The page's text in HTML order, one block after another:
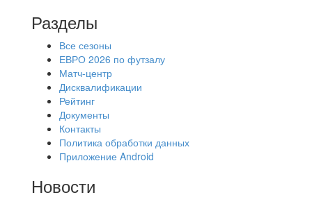
Разделы
Все сезоны
ЕВРО 2026 по футзалу
Матч-центр
Дисквалификации
Рейтинг
Документы
Контакты
Политика обработки данных
Приложение Android
Новости